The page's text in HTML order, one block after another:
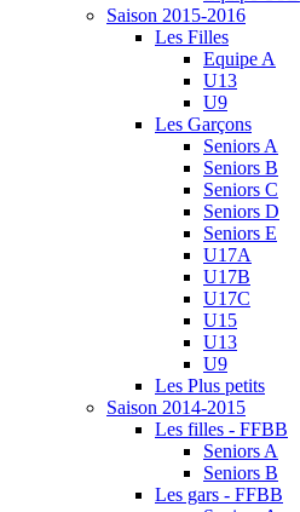
Saison 2015-2016
Les Filles
Equipe A
U13
U9
Les Garçons
Seniors A
Seniors B
Seniors C
Seniors D
Seniors E
U17A
U17B
U17C
U15
U13
U9
Les Plus petits
Saison 2014-2015
Les filles - FFBB
Seniors A
Seniors B
Les gars - FFBB